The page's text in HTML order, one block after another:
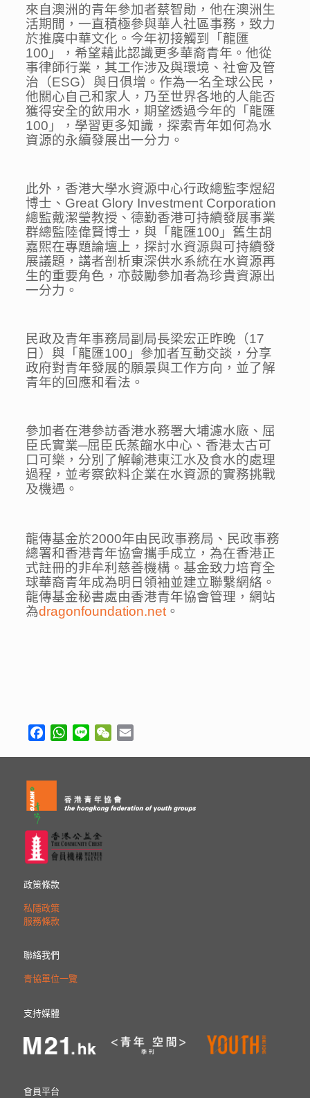
來自澳洲的青年參加者蔡智勛，他在澳洲生
活期間，一直積極參與華人社區事務，致力
於推廣中華文化。今年初接觸到「龍匯
100」，希望藉此認識更多華裔青年。他從
事律師行業，其工作涉及與環境、社會及管
治（ESG）與日俱增。作為一名全球公民，
他關心自己和家人，乃至世界各地的人能否
獲得安全的飲用水，期望透過今年的「龍匯
100」，學習更多知識，探索青年如何為水
資源的永續發展出一分力。
此外，香港大學水資源中心行政總監李煜紹
博士、Great Glory Investment Corporation
總監戴潔瑩教授、德勤香港可持續發展事業
群總監陸偉賢博士，與「龍匯100」舊生胡
嘉熙在專題論壇上，探討水資源與可持續發
展議題，講者剖析東深供水系統在水資源再
生的重要角色，亦鼓勵參加者為珍貴資源出
一分力。
民政及青年事務局副局長梁宏正昨晚（17
日）與「龍匯100」參加者互動交談，分享
政府對青年發展的願景與工作方向，並了解
青年的回應和看法。
參加者在港參訪香港水務署大埔濾水廠、屈
臣氏實業─屈臣氏蒸餾水中心、香港太古可
口可樂，分別了解輸港東江水及食水的處理
過程，並考察飲料企業在水資源的實務挑戰
及機遇。
龍傳基金於2000年由民政事務局、民政事務
總署和香港青年協會攜手成立，為在香港正
式註冊的非牟利慈善機構。基金致力培育全
球華裔青年成為明日領袖並建立聯繫網絡。
龍傳基金秘書處由香港青年協會管理，網站
為dragonfoundation.net 。
FacebookWhatsApp
Line WeChat
政策條款
私隱政策
服務條款
聯絡我們
青協單位一覽
支持媒體
會員平台